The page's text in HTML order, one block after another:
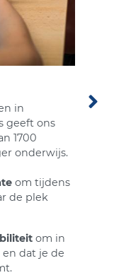
in
geeft ons
1700
onderwijs.
om tijdens
de plek
om in
dat je de